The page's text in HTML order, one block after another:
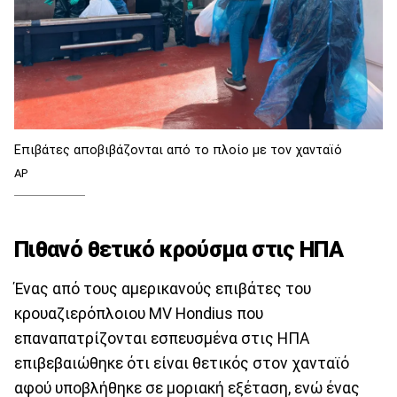
Επιβάτες αποβιβάζονται από το πλοίο με τον χανταϊό
AP
Πιθανό θετικό κρούσμα στις ΗΠΑ
Ένας από τους αμερικανούς επιβάτες του
κρουαζιερόπλοιου MV Hondius που
επαναπατρίζονται εσπευσμένα στις ΗΠΑ
επιβεβαιώθηκε ότι είναι θετικός στον χανταϊό
αφού υποβλήθηκε σε μοριακή εξέταση, ενώ ένας